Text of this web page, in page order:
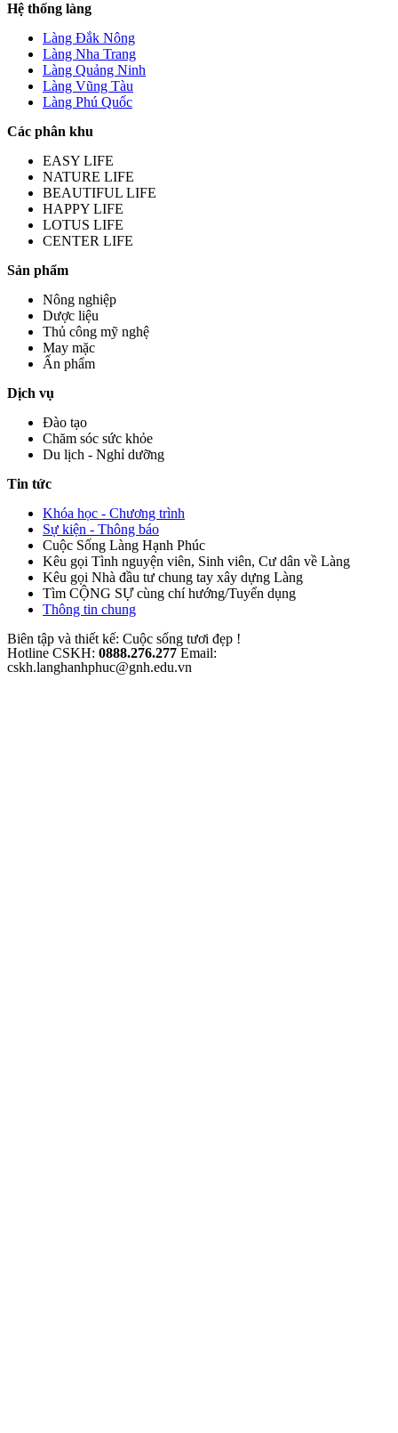
Hệ thống làng
Làng Đắk Nông
Làng Nha Trang
Làng Quảng Ninh
Làng Vũng Tàu
Làng Phú Quốc
Các phân khu
EASY LIFE
NATURE LIFE
BEAUTIFUL LIFE
HAPPY LIFE
LOTUS LIFE
CENTER LIFE
Sản phẩm
Nông nghiệp
Dược liệu
Thủ công mỹ nghệ
May mặc
Ấn phẩm
Dịch vụ
Đào tạo
Chăm sóc sức khỏe
Du lịch - Nghỉ dưỡng
Tin tức
Khóa học - Chương trình
Sự kiện - Thông báo
Cuộc Sống Làng Hạnh Phúc
Kêu gọi Tình nguyện viên, Sinh viên, Cư dân về Làng
Kêu gọi Nhà đầu tư chung tay xây dựng Làng
Tìm CỘNG SỰ cùng chí hướng/Tuyển dụng
Thông tin chung
Biên tập và thiết kế: Cuộc sống tươi đẹp !
Hotline CSKH: 0888.276.277 Email:
cskh.langhanhphuc@gnh.edu.vn